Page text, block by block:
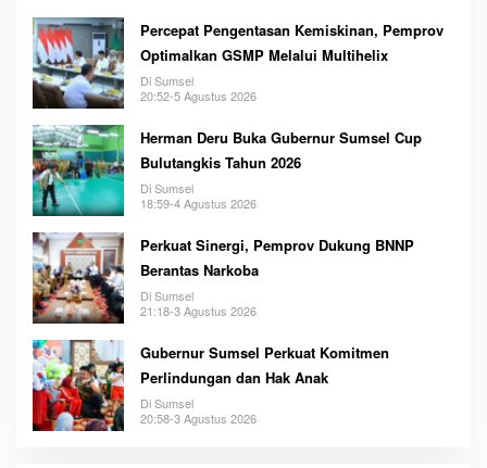
Percepat Pengentasan Kemiskinan, Pemprov
Optimalkan GSMP Melalui Multihelix
Di Sumsel
20:52-5 Agustus 2026
Herman Deru Buka Gubernur Sumsel Cup
Bulutangkis Tahun 2026
Di Sumsel
18:59-4 Agustus 2026
Perkuat Sinergi, Pemprov Dukung BNNP
Berantas Narkoba
Di Sumsel
21:18-3 Agustus 2026
Gubernur Sumsel Perkuat Komitmen
Perlindungan dan Hak Anak
Di Sumsel
20:58-3 Agustus 2026